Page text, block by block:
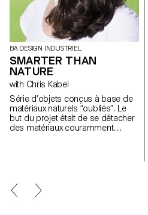
BA DESIGN INDUSTRIEL
SMARTER THAN
NATURE
with Chris Kabel
Série d’objets conçus à base de
matériaux naturels “oubliés”. Le
but du projet était de se détacher
des matériaux couramment
nature.